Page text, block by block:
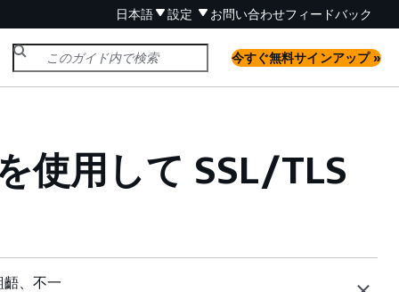
日本語 設定 お問い合わせフィードバック
今すぐ無料サインアップ »
使用して SSL/TLS
、不一